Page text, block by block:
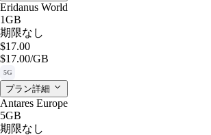
Eridanus World
1GB
期限なし
$17.00
$17.00/GB
5G
プラン詳細
Antares Europe
5GB
期限なし